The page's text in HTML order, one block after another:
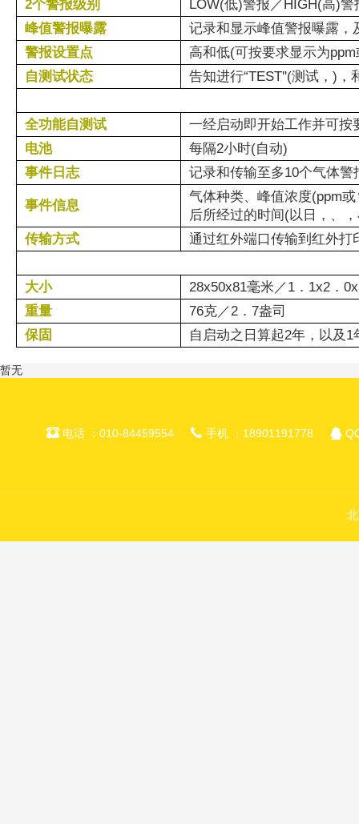
2个警报级别
LOW(低)警报／HIGH(高)警
峰值警报曝露
记录和显示峰值警报曝露，
警报设置点
高和低(可按要求显示为
自测试状态
告知进行“TEST''(测试，)，
全功能自测试
一经启动即开始工作并可按
电池
每隔2小时(自动)
事件日志
记录和传输至多10个气体警
事件信息
气体种类、峰值浓度(ppm
后所经过的时间(以日，、
传输方式
通过红外端口传输到红外打
大小
28x50x81毫米／1．1x2．
重量
76克／2．7盎司
保固
自启动之日算起2年，以及
暂无
电话 ：010-84459554  手机 ：18901191778 